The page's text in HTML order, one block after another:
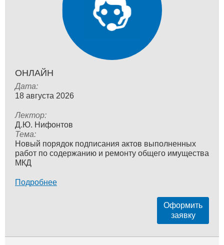
ОНЛАЙН
Дата:
18 августа 2026
Лектор:
Д.Ю. Нифонтов
Тема:
Новый порядок подписания актов выполненных
работ по содержанию и ремонту общего имущества
МКД
Подробнее
Оформить
заявку